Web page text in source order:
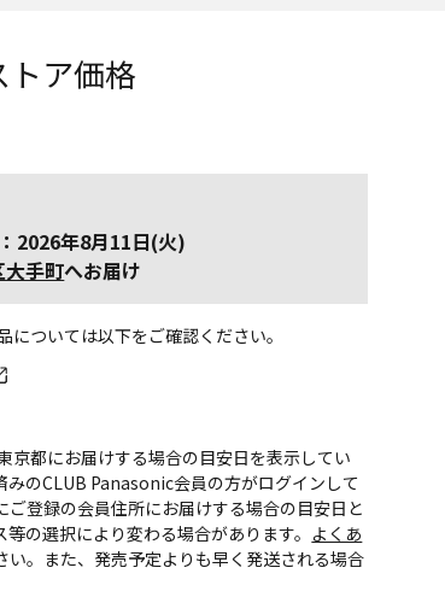
トア価格
2026年8月11日(火)
大手町へお届け
ついては以下をご確認ください。
京都にお届けする場合の目安日を表示してい
みのCLUB Panasonic会員の方がログインして
ご登録の会員住所にお届けする場合の目安日と
の選択により変わる場合があります。 よくあ
い。また、発売予定よりも早く発送される場合